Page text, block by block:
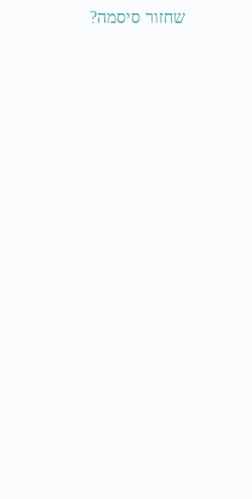
שחזור סיסמה?